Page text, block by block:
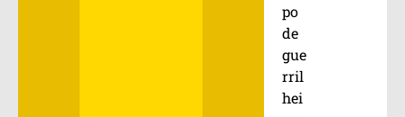
po
de
gue
rril
hei